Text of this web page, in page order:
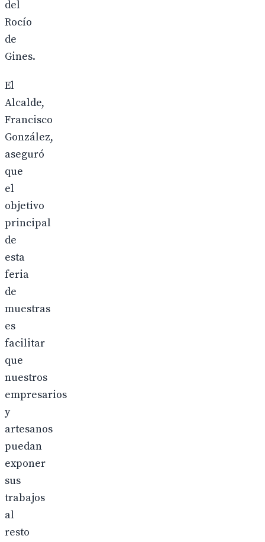
del
Rocío
de
Gines.
El
Alcalde,
Francisco
González,
aseguró
que
el
objetivo
principal
de
esta
feria
de
muestras
es
facilitar
que
nuestros
empresarios
y
artesanos
puedan
exponer
sus
trabajos
al
resto